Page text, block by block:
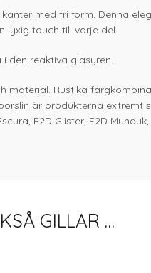
med fri form. Denna
lyxig touch till varje del.
den reaktiva glasyren.
material. Rustika
är produkterna extremt
F2D Glister, F2D
GILLAR …